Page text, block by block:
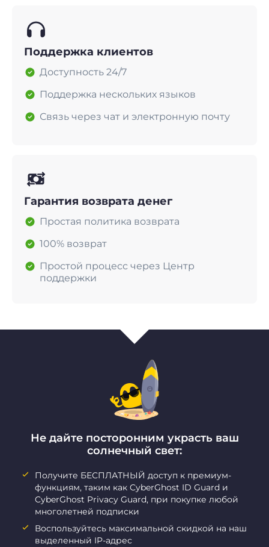
Поддержка клиентов
Доступность 24/7
Поддержка нескольких языков
Связь через чат и электронную почту
Гарантия возврата денег
Простая политика возврата
100% возврат
Простой процесс через Центр
поддержки
Не дайте посторонним украсть ваш
солнечный свет:
Получите БЕСПЛАТНЫЙ доступ к премиум-
функциям, таким как CyberGhost ID Guard и
CyberGhost Privacy Guard, при покупке любой
многолетней подписки
Воспользуйтесь максимальной скидкой на наш
выделенный IP-адрес